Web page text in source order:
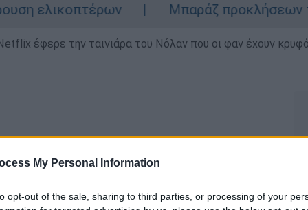
My Personal Information
opt-out of the sale, sharing to third parties, or processing of your
ελικοπτέρων Μπαράζ προκλήσεων της
έφερε την ταινιάρα του Νόλαν που οι φαν έχουν
πείραμα των
που ντρόπιασε